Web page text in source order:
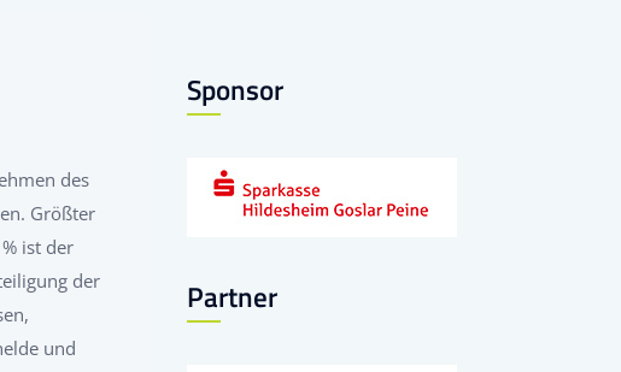
des
Größter
ist der
der
und
Sponsor
Partner